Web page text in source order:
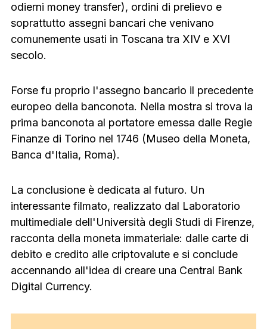
odierni money transfer), ordini di prelievo e
soprattutto assegni bancari che venivano
comunemente usati in Toscana tra XIV e XVI
secolo.
Forse fu proprio l'assegno bancario il precedente
europeo della banconota. Nella mostra si trova la
prima banconota al portatore emessa dalle Regie
Finanze di Torino nel 1746 (Museo della Moneta,
Banca d'Italia, Roma).
La conclusione è dedicata al futuro. Un
interessante filmato, realizzato dal Laboratorio
multimediale dell'Università degli Studi di Firenze,
racconta della moneta immateriale: dalle carte di
debito e credito alle criptovalute e si conclude
accennando all'idea di creare una Central Bank
Digital Currency.